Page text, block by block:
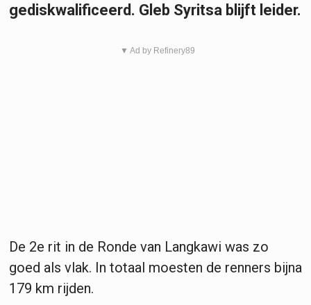
gediskwalificeerd. Gleb Syritsa blijft leider.
▼ Ad by Refinery89
De 2e rit in de Ronde van Langkawi was zo
goed als vlak. In totaal moesten de renners bijna
179 km rijden.